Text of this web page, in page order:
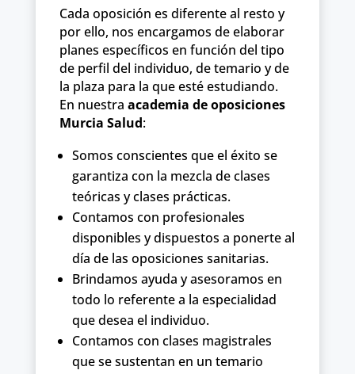
Cada oposición es diferente al resto y
por ello, nos encargamos de elaborar
planes específicos en función del tipo
de perfil del individuo, de temario y de
la plaza para la que esté estudiando.
En nuestra academia de oposiciones
Murcia Salud:
Somos conscientes que el éxito se
garantiza con la mezcla de clases
teóricas y clases prácticas.
Contamos con profesionales
disponibles y dispuestos a ponerte al
día de las oposiciones sanitarias.
Brindamos ayuda y asesoramos en
todo lo referente a la especialidad
que desea el individuo.
Contamos con clases magistrales
que se sustentan en un temario